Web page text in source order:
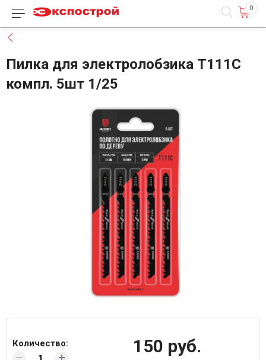
Каталог товаров 0
Пилка для электролобзика T111С
компл. 5шт 1/25
150 руб.
Количество: